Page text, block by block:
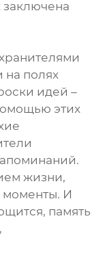
заключена
на полях
идей –
этих
жизни,
моменты. И
память